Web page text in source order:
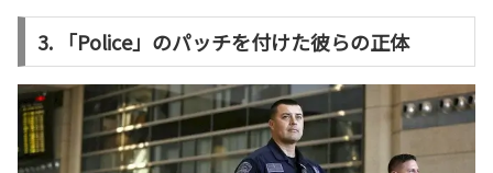
3. 「Police」のパッチを付けた彼らの正体